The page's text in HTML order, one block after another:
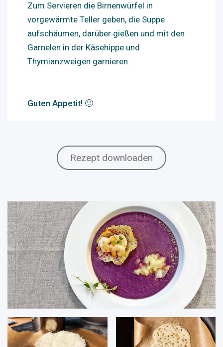
Zum Servieren die Birnenwürfel in
vorgewärmte Teller geben, die Suppe
aufschäumen, darüber gießen und mit den
Garnelen in der Käsehippe und
Thymianzweigen garnieren.
Guten Appetit! 🙂
Rezept downloaden